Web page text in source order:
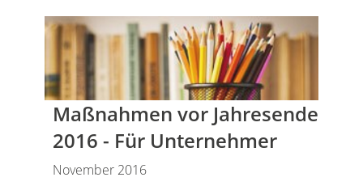
Maßnahmen vor Jahresende
2016 - Für Unternehmer
November 2016